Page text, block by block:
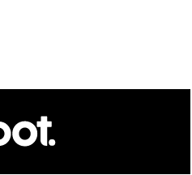
de privacidad